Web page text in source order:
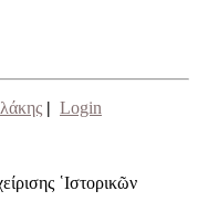
| Login
῾Ιστορικῶν